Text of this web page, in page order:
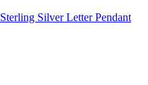
Silver Letter Pendant